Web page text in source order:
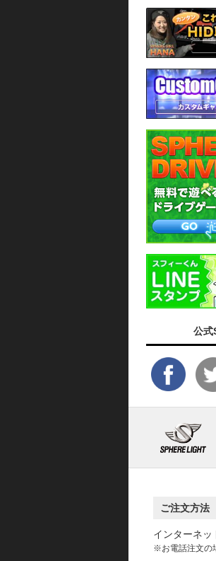
公式
ご注文方法
インターネッ
※お電話注文の